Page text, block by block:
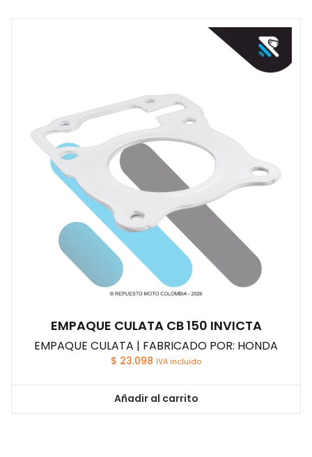
EMPAQUE CULATA CB 150 INVICTA
EMPAQUE CULATA | FABRICADO POR: HONDA
$ 23.098 IVA incluido
Añadir al carrito